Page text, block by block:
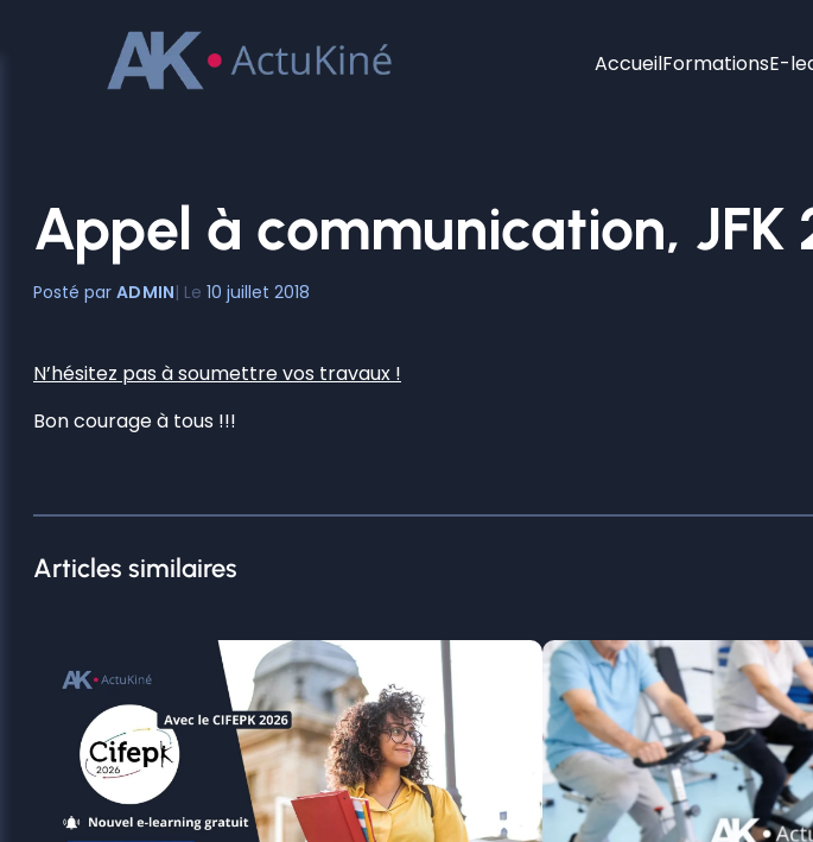
AccueilFormationsE-
Appel à communication, JFK
ADMIN 10 juillet 2018
N’hésitez pas à soumettre vos travaux !
Bon courage à tous !!!
Articles similaires